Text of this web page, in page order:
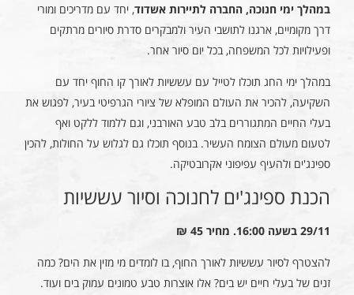
במהלך ימי חנוכה, החברה לתיירות אשדוד, יחד עם מדריכים ומורי
דרך מקומיים, ארגנו לתושבי העיר ולמבקרים סדרת סיורים מרתקים
ופעילויות לכל המשפחה, בכל יום סיור אחר.
במהלך ימי החג תוכלו לטייל עם עששיות לאורך קו החוף יחד עם
השקיעה, להכיר את העולם המופלא של ציורי הגרפיטי בעיר, לפגוש את
בעלי החיים המתגוררים בלב טבע האורבני, וגם ללמוד ללקט ואף
לטעום מעולם הצומח העשיר. בנוסף תוכלו גם לגלוש על החולות, להכין
ספינג'ים ולהעיף עפיפוני אקרובטיקה.
הכנת ספינג'ים לחנוכה וסיור עששיות
29/11 בשעה 16:00. מחיר 45 ₪
להצטרף לסיור עששיות לאורך החוף, בו לומדים מי מזין את הים? כמה
זנים של בעלי חיים יש בים? אלו אוצרות טבע טמונים עמוק בים ועוד.